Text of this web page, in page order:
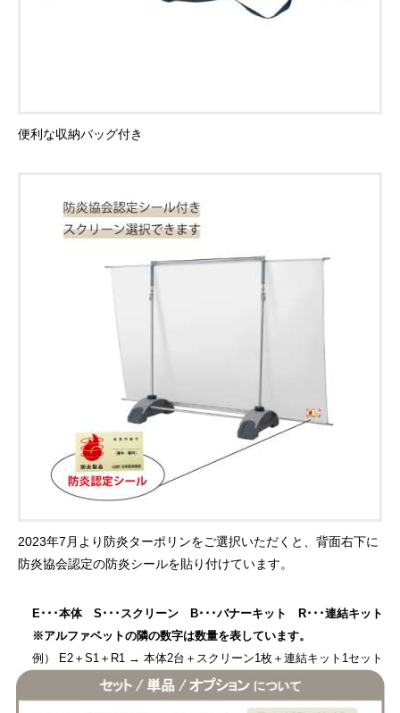
便利な収納バッグ付き
2023年7月より防炎ターポリンをご選択いただくと、背面右下に
防炎協会認定の防炎シールを貼り付けています。
E･･･本体 S･･･スクリーン B･･･バナーキット R･･･連結キット
※アルファベットの隣の数字は数量を表しています。
例） E2＋S1＋R1 → 本体2台＋スクリーン1枚＋連結キット1セット